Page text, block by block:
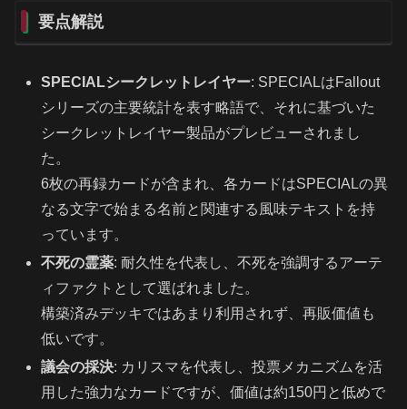
要点解説
SPECIALシークレットレイヤー: SPECIALはFallout
シリーズの主要統計を表す略語で、それに基づいた
シークレットレイヤー製品がプレビューされまし
た。
6枚の再録カードが含まれ、各カードはSPECIALの異
なる文字で始まる名前と関連する風味テキストを持
っています。
不死の霊薬: 耐久性を代表し、不死を強調するアーテ
ィファクトとして選ばれました。
構築済みデッキではあまり利用されず、再販価値も
低いです。
議会の採決: カリスマを代表し、投票メカニズムを活
用した強力なカードですが、価値は約150円と低めで